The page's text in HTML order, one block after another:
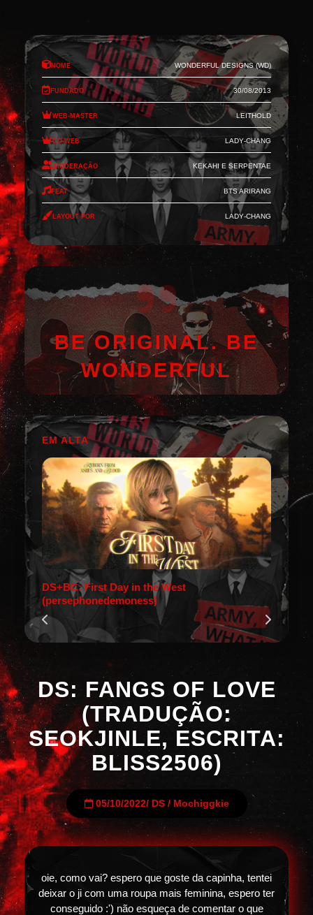
Nome Wonderful Designs (WD)
Fundado 30/08/2013
Web-Master Leithold
Co-Web Lady-Chang
Moderação Kekahi e Serpentae
Feat BTS Arirang
Layout por Lady-Chang
BE ORIGINAL. BE
WONDERFUL
EM ALTA
DS+BC: First Day in the West
(persephonedemoness)
DS: FANGS OF LOVE
(TRADUÇÃO:
SEOKJINLE, ESCRITA:
BLISS2506)
05/10/2022/ DS/ Mochiggkie
oie, como vai? espero que goste da capinha, tentei
deixar o ji com uma roupa mais feminina, espero ter
conseguido :') não esqueça de comentar o que